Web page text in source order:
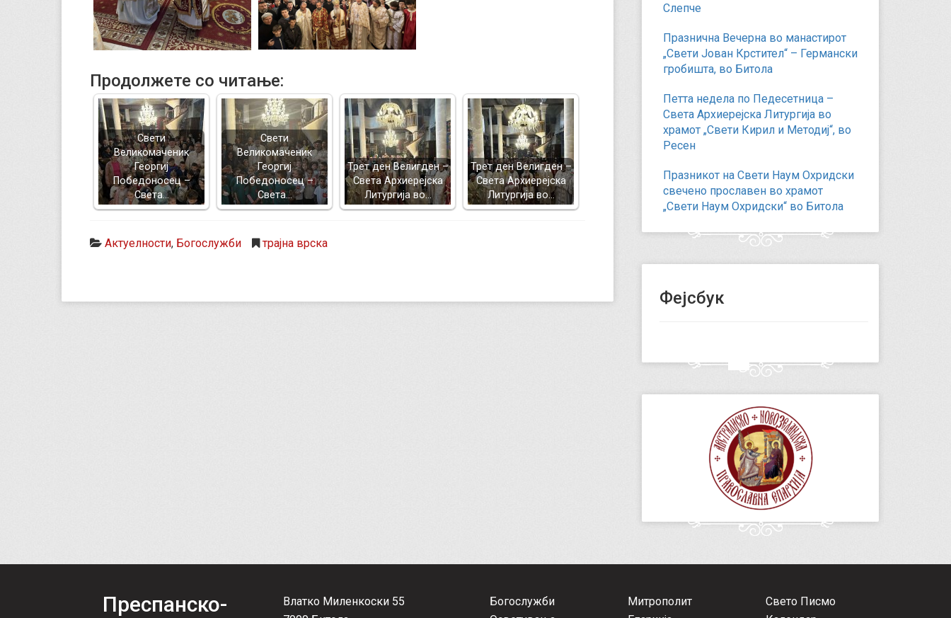
Продолжете со читање:
Свети
Великомаченик
Георгиј
Победоносец –
Света…
Свети
Великомаченик
Георгиј
Победоносец –
Света…
Трет ден Велигден –
Света Архиерејска
Литургија во…
Трет ден Велигден –
Света Архиерејска
Литургија во…
Актуелности, Богослужби трајна врска
Слепче
Празнична Вечерна во манастирот
„Свети Јован Крстител“ – Германски
гробишта, во Битола
Петта недела по Педесетница –
Света Архиерејска Литургија во
храмот „Свети Кирил и Методиј“, во
Ресен
Празникот на Свети Наум Охридски
свечено прославен во храмот
„Свети Наум Охридски“ во Битола
Фејсбук
Преспанско-
Влатко Миленкоски 55
Богослужби
Митрополит
Свето Писмо